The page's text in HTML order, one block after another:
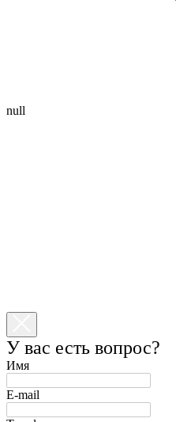
null
У вас есть вопрос?
Имя
E-mail